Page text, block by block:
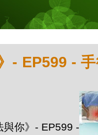
- EP599 -
與你》- EP599 -